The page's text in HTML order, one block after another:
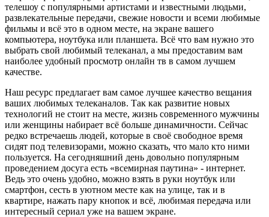
телешоу с популярными артистами и известными людьми,
развлекательные передачи, свежие новости и всеми любимые
фильмы и всё это в одном месте, на экране вашего
компьютера, ноутбука или планшета. Всё что вам нужно это
выбрать свой любимый телеканал, а мы предоставим вам
наиболее удобный просмотр онлайн тв в самом лучшем
качестве.
Наш ресурс предлагает вам самое лучшее качество вещания
ваших любимых телеканалов. Так как развитие новых
технологий не стоит на месте, жизнь современного мужчины
или женщины набирает всё больше динамичности. Сейчас
редко встречаешь людей, которые в своё свободное время
сидят под телевизорами, можно сказать, что мало кто ними
пользуется. На сегодняшний день довольно популярным
проведением досуга есть «всемирная паутина» - интернет.
Ведь это очень удобно, можно взять в руки ноутбук или
смартфон, сесть в уютном месте как на улице, так и в
квартире, нажать пару кнопок и всё, любимая передача или
интересный сериал уже на вашем экране.